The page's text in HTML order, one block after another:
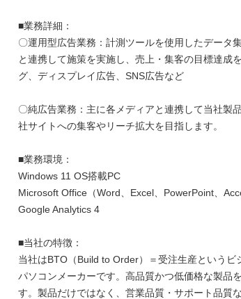
■業務詳細：
〇運用型広告業務：計測ツールを使用したデータ
と連携して施策を実施し、売上・集客の目標達
グ、ディスプレイ広告、SNS広告など
〇純広告業務：主に各メディアと連携して当社製
社サイトへの集客やリーチ拡大を目指します。
■業務環境：
Windows 11 OS搭載PC
Microsoft Office（Word、Excel、PowerPoint、
Google Analytics 4
■当社の特徴：
当社はBTO（Build to Order）＝受注生産という
パソコンメーカーです。高品質かつ低価格な製品
す。製品だけではなく、営業品質・サポート品質